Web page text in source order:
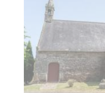
Art et culture